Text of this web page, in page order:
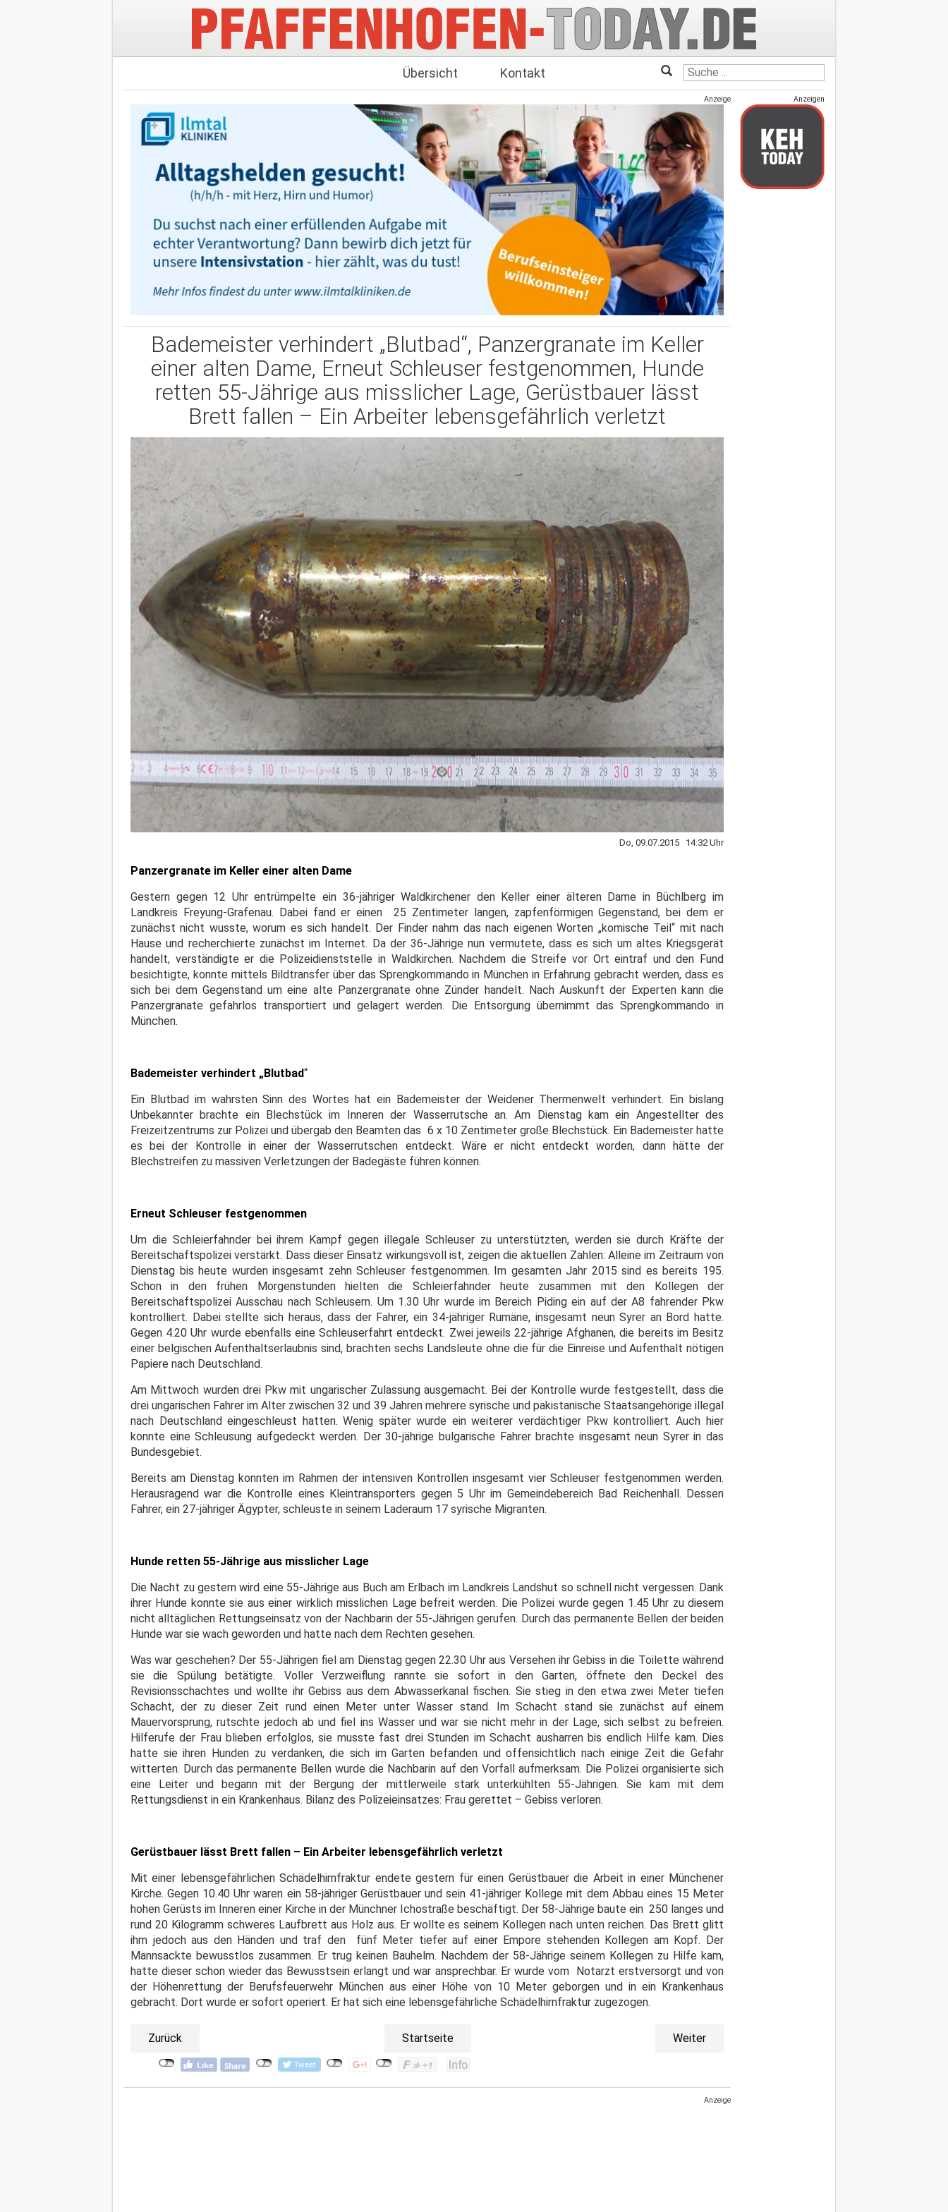
Übersicht Kontakt
Anzeige
Bademeister verhindert „Blutbad“, Panzergranate im Keller
einer alten Dame, Erneut Schleuser festgenommen, Hunde
retten 55-Jährige aus misslicher Lage, Gerüstbauer lässt
Brett fallen – Ein Arbeiter lebensgefährlich verletzt
Do, 09.07.2015 14:32 Uhr
Panzergranate im Keller einer alten Dame
Gestern gegen 12 Uhr entrümpelte ein 36-jähriger Waldkirchener den Keller einer älteren Dame in Büchlberg im
Landkreis Freyung-Grafenau. Dabei fand er einen 25 Zentimeter langen, zapfenförmigen Gegenstand, bei dem er
zunächst nicht wusste, worum es sich handelt. Der Finder nahm das nach eigenen Worten „komische Teil“ mit nach
Hause und recherchierte zunächst im Internet. Da der 36-Jährige nun vermutete, dass es sich um altes Kriegsgerät
handelt, verständigte er die Polizeidienststelle in Waldkirchen. Nachdem die Streife vor Ort eintraf und den Fund
besichtigte, konnte mittels Bildtransfer über das Sprengkommando in München in Erfahrung gebracht werden, dass es
sich bei dem Gegenstand um eine alte Panzergranate ohne Zünder handelt. Nach Auskunft der Experten kann die
Panzergranate gefahrlos transportiert und gelagert werden. Die Entsorgung übernimmt das Sprengkommando in
München.
Bademeister verhindert „Blutbad“
Ein Blutbad im wahrsten Sinn des Wortes hat ein Bademeister der Weidener Thermenwelt verhindert. Ein bislang
Unbekannter brachte ein Blechstück im Inneren der Wasserrutsche an. Am Dienstag kam ein Angestellter des
Freizeitzentrums zur Polizei und übergab den Beamten das 6 x 10 Zentimeter große Blechstück. Ein Bademeister hatte
es bei der Kontrolle in einer der Wasserrutschen entdeckt. Wäre er nicht entdeckt worden, dann hätte der
Blechstreifen zu massiven Verletzungen der Badegäste führen können.
Erneut Schleuser festgenommen
Um die Schleierfahnder bei ihrem Kampf gegen illegale Schleuser zu unterstützten, werden sie durch Kräfte der
Bereitschaftspolizei verstärkt. Dass dieser Einsatz wirkungsvoll ist, zeigen die aktuellen Zahlen: Alleine im Zeitraum von
Dienstag bis heute wurden insgesamt zehn Schleuser festgenommen. Im gesamten Jahr 2015 sind es bereits 195.
Schon in den frühen Morgenstunden hielten die Schleierfahnder heute zusammen mit den Kollegen der
Bereitschaftspolizei Ausschau nach Schleusern. Um 1.30 Uhr wurde im Bereich Piding ein auf der A8 fahrender Pkw
kontrolliert. Dabei stellte sich heraus, dass der Fahrer, ein 34-jähriger Rumäne, insgesamt neun Syrer an Bord hatte.
Gegen 4.20 Uhr wurde ebenfalls eine Schleuserfahrt entdeckt. Zwei jeweils 22-jährige Afghanen, die bereits im Besitz
einer belgischen Aufenthaltserlaubnis sind, brachten sechs Landsleute ohne die für die Einreise und Aufenthalt nötigen
Papiere nach Deutschland.
Am Mittwoch wurden drei Pkw mit ungarischer Zulassung ausgemacht. Bei der Kontrolle wurde festgestellt, dass die
drei ungarischen Fahrer im Alter zwischen 32 und 39 Jahren mehrere syrische und pakistanische Staatsangehörige illegal
nach Deutschland eingeschleust hatten. Wenig später wurde ein weiterer verdächtiger Pkw kontrolliert. Auch hier
konnte eine Schleusung aufgedeckt werden. Der 30-jährige bulgarische Fahrer brachte insgesamt neun Syrer in das
Bundesgebiet.
Bereits am Dienstag konnten im Rahmen der intensiven Kontrollen insgesamt vier Schleuser festgenommen werden.
Herausragend war die Kontrolle eines Kleintransporters gegen 5 Uhr im Gemeindebereich Bad Reichenhall. Dessen
Fahrer, ein 27-jähriger Ägypter, schleuste in seinem Laderaum 17 syrische Migranten.
Hunde retten 55-Jährige aus misslicher Lage
Die Nacht zu gestern wird eine 55-Jährige aus Buch am Erlbach im Landkreis Landshut so schnell nicht vergessen. Dank
ihrer Hunde konnte sie aus einer wirklich misslichen Lage befreit werden. Die Polizei wurde gegen 1.45 Uhr zu diesem
nicht alltäglichen Rettungseinsatz von der Nachbarin der 55-Jährigen gerufen. Durch das permanente Bellen der beiden
Hunde war sie wach geworden und hatte nach dem Rechten gesehen.
Was war geschehen? Der 55-Jährigen fiel am Dienstag gegen 22.30 Uhr aus Versehen ihr Gebiss in die Toilette während
sie die Spülung betätigte. Voller Verzweiflung rannte sie sofort in den Garten, öffnete den Deckel des
Revisionsschachtes und wollte ihr Gebiss aus dem Abwasserkanal fischen. Sie stieg in den etwa zwei Meter tiefen
Schacht, der zu dieser Zeit rund einen Meter unter Wasser stand. Im Schacht stand sie zunächst auf einem
Mauervorsprung, rutschte jedoch ab und fiel ins Wasser und war sie nicht mehr in der Lage, sich selbst zu befreien.
Hilferufe der Frau blieben erfolglos, sie musste fast drei Stunden im Schacht ausharren bis endlich Hilfe kam. Dies
hatte sie ihren Hunden zu verdanken, die sich im Garten befanden und offensichtlich nach einige Zeit die Gefahr
witterten. Durch das permanente Bellen wurde die Nachbarin auf den Vorfall aufmerksam. Die Polizei organisierte sich
eine Leiter und begann mit der Bergung der mittlerweile stark unterkühlten 55-Jährigen. Sie kam mit dem
Rettungsdienst in ein Krankenhaus. Bilanz des Polizeieinsatzes: Frau gerettet – Gebiss verloren.
Gerüstbauer lässt Brett fallen – Ein Arbeiter lebensgefährlich verletzt
Mit einer lebensgefährlichen Schädelhirnfraktur endete gestern für einen Gerüstbauer die Arbeit in einer Münchener
Kirche. Gegen 10.40 Uhr waren ein 58-jähriger Gerüstbauer und sein 41-jähriger Kollege mit dem Abbau eines 15 Meter
hohen Gerüsts im Inneren einer Kirche in der Münchner Ichostraße beschäftigt. Der 58-Jährige baute ein 250 langes und
rund 20 Kilogramm schweres Laufbrett aus Holz aus. Er wollte es seinem Kollegen nach unten reichen. Das Brett glitt
ihm jedoch aus den Händen und traf den fünf Meter tiefer auf einer Empore stehenden Kollegen am Kopf. Der
Mannsackte bewusstlos zusammen. Er trug keinen Bauhelm. Nachdem der 58-Jährige seinem Kollegen zu Hilfe kam,
hatte dieser schon wieder das Bewusstsein erlangt und war ansprechbar. Er wurde vom Notarzt erstversorgt und von
der Höhenrettung der Berufsfeuerwehr München aus einer Höhe von 10 Meter geborgen und in ein Krankenhaus
gebracht. Dort wurde er sofort operiert. Er hat sich eine lebensgefährliche Schädelhirnfraktur zugezogen.
Zurück Startseite Weiter
Anzeige
Anzeigen